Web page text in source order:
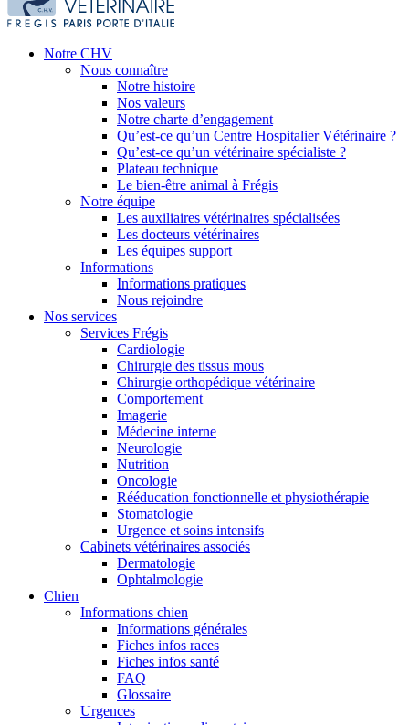
Notre CHV
Nous connaître
Notre histoire
Nos valeurs
Notre charte d’engagement
Qu’est-ce qu’un Centre Hospitalier Vétérinaire ?
Qu’est-ce qu’un vétérinaire spécialiste ?
Plateau technique
Le bien-être animal à Frégis
Notre équipe
Les auxiliaires vétérinaires spécialisées
Les docteurs vétérinaires
Les équipes support
Informations
Informations pratiques
Nous rejoindre
Nos services
Services Frégis
Cardiologie
Chirurgie des tissus mous
Chirurgie orthopédique vétérinaire
Comportement
Imagerie
Médecine interne
Neurologie
Nutrition
Oncologie
Rééducation fonctionnelle et physiothérapie
Stomatologie
Urgence et soins intensifs
Cabinets vétérinaires associés
Dermatologie
Ophtalmologie
Chien
Informations chien
Informations générales
Fiches infos races
Fiches infos santé
FAQ
Glossaire
Urgences